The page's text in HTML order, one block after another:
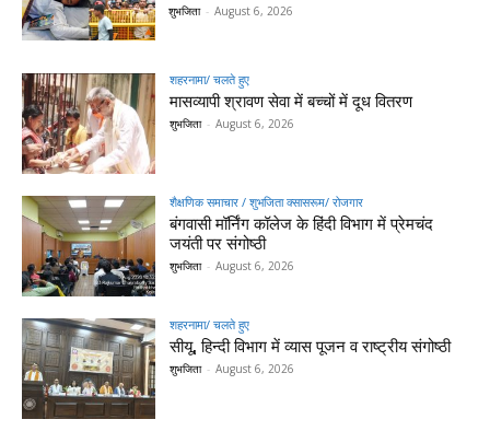
शुभजिता - August 6, 2026
शहरनामा/ चलते हुए
मासव्यापी श्रावण सेवा में बच्चों में दूध वितरण
शुभजिता - August 6, 2026
शैक्षणिक समाचार / शुभजिता क्सासरूम/ रोजगार
बंगवासी मॉर्निंग कॉलेज के हिंदी विभाग में प्रेमचंद
जयंती पर संगोष्ठी
शुभजिता - August 6, 2026
शहरनामा/ चलते हुए
सीयू, हिन्दी विभाग में व्यास पूजन व राष्ट्रीय संगोष्ठी
शुभजिता - August 6, 2026